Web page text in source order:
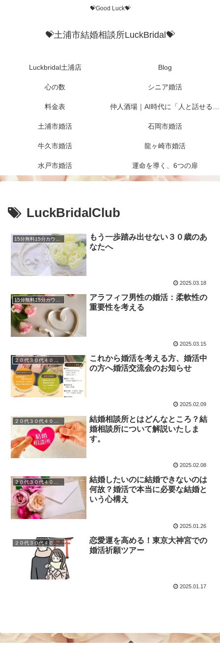
💝Good Luck💝
💝土浦市結婚相談所LuckBridal💝
Luckbridal土浦店 Blog
心の数 シニア婚活
料金表 仲人酒場｜AI時代に「人と話せる場所」を作りたかった
土浦市婚活 石岡市婚活
牛久市婚活 龍ヶ崎市婚活
水戸市婚活 運命を導く、6つの扉
LuckBridalClub
もう一歩踏み出せない３０歳のあ
なたへ
2025.03.18
アラフィフ男性の婚活：柔軟性の
重要性を考える
2025.03.15
２０代３０代４０代婚活
これから婚活を考える方、婚活中
の方へ婚活交流会のお知らせ
2025.02.09
結婚相談所とはどんなところ？結
婚相談所について解説いたしま
す。
2025.02.08
結婚したいのに結婚できないのは
何故？婚活で本当に必要な結婚と
いう心構え
2025.01.26
２０代３０代４０代婚活
恋愛運を高める！東京大神宮での
婚活祈願ツアー
2025.01.17